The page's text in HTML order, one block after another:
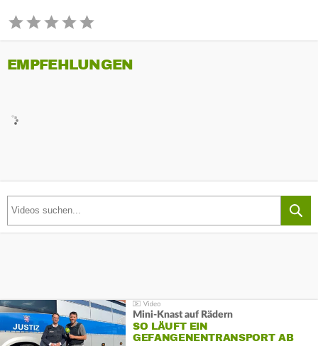
EMPFEHLUNGEN
Mini-Knast auf Rädern
SO LÄUFT EIN
GEFANGENENTRANSPORT AB